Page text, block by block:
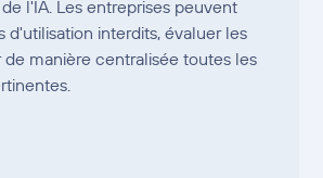
l'IA. Les entreprises peuvent
d'utilisation interdits, évaluer les
de manière centralisée toutes les